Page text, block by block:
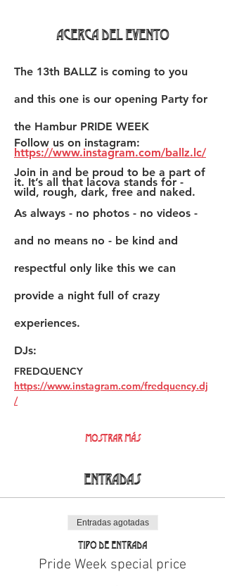
Acerca del evento
The 13th BALLZ is coming to you
and this one is our opening Party for
the Hambur PRIDE WEEK
Follow us on instagram:
https://www.instagram.com/ballz.lc/
Join in and be proud to be a part of
it. It’s all that lacova stands for -
wild, rough, dark, free and naked.
As always - no photos - no videos -
and no means no - be kind and
respectful only like this we can
provide a night full of crazy
experiences.
DJs:
FREDQUENCY
https://www.instagram.com/fredquency.dj
/
Mostrar más
Entradas
Entradas agotadas
Tipo de entrada
Pride Week special price